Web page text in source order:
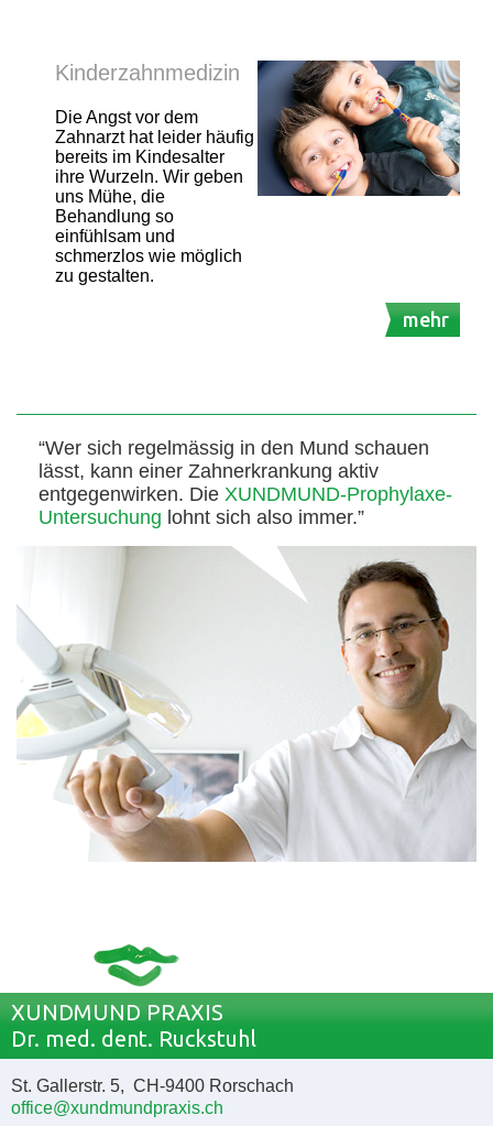
Kinderzahnmedizin
Die Angst vor dem
Zahnarzt hat leider häufig
bereits im Kindesalter
ihre Wurzeln. Wir geben
uns Mühe, die
Behandlung so
einfühlsam und
schmerzlos wie möglich
zu gestalten.
mehr
“Wer sich regelmässig in den Mund schauen
lässt, kann einer Zahnerkrankung aktiv
entgegenwirken. Die XUNDMUND-Prophylaxe-
Untersuchung lohnt sich also immer.”
XUNDMUND PRAXIS
Dr. med. dent. Ruckstuhl
St. Gallerstr. 5, CH-9400 Rorschach
office@xundmundpraxis.ch